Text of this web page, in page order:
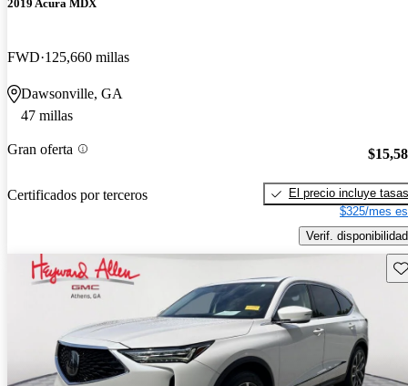
2019 Acura MDX
FWD 125,660 millas
Dawsonville, GA
47 millas
Gran oferta
Certificados por terceros
El precio incluye tasas
$325/mes
Verif. disponibilidad